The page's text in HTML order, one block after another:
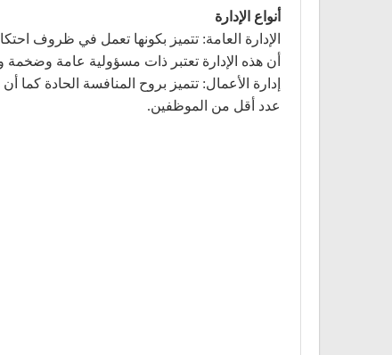
أنواع الإدارة
الإدارة العامة: تتميز بكونها تعمل في ظروف
أن هذه الإدارة تعتبر ذات مسؤولية عامة وضخمة
إدارة الأعمال: تتميز بروح المنافسة الحادة
عدد أقل من الموظفين.